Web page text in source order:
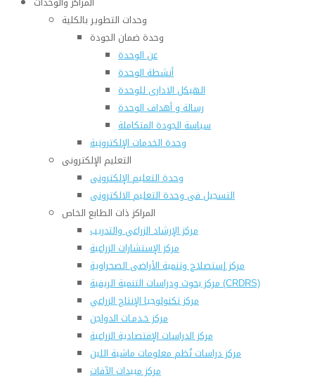
وحدات التطوير بالكلية
وحدة ضمان الجودة
عن الوحدة
أنشطة الوحدة
الهيكل الادارى للوحدة
رسالة و أهداف الوحدة
سياسة الجودة المتكاملة
وحدة الخدمات الإلكترونية
التعليم الإلكترونى
وحدة التعليم الإلكترونى
التسجيل فى وحدة التعليم الالكترونى
المراكز ذات الطابع الخاص
مركز الإرشاد الزراعي والتدريب
مركز الإستشارات الزراعية
مركز إستصلاح وتنمية الأراضى الصحراوية
مركز بحوث ودراسات التنمية الريفية (CRDRS)
مركز تكنولوجيا الإنتاج الزراعي
مركز خـدمـات الدواجن
مركز الدراسات الإقتصادية الزراعية
مركز دراسات نُظم معلومات ماشية اللبن
مركز مبيدات الآفات